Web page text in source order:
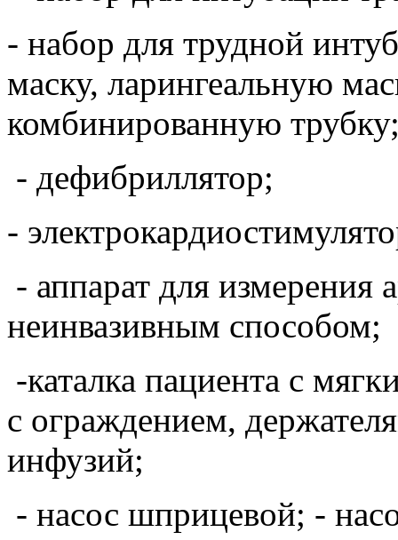
- набор для трудной
маску, ларингеальную
комбинированную
- дефибриллятор;
-
- аппарат для измерения
неинвазивным способом;
-каталка пациента с
с ограждением,
инфузий;
- насос шприцевой; -